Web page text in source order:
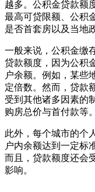
越多。公积金贷款额
最高可贷限额、公积
是否首套房以及当地
一般来说，公积金缴
贷款额度，因为公积
户余额。例如，某些
定倍数。然而，贷款
受到其他诸多因素的
购房总价与首付款等。
此外，每个城市的个
户内余额达到一定标
而且，贷款额度还会
影响。‌